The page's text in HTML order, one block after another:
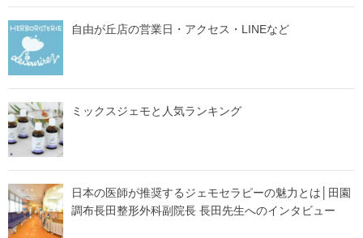
自由が丘店の営業日・アクセス・LINEなど
ミックスジェモと人気ランキング
日本の医師が推奨するジェモセラピーの魅力とは│田園
調布長田整形外科副院長 長田先生へのインタビュー